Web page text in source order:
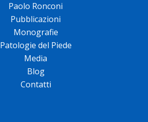
Paolo Ronconi
Pubblicazioni
Monografie
Patologie del Piede
Media
Blog
Contatti